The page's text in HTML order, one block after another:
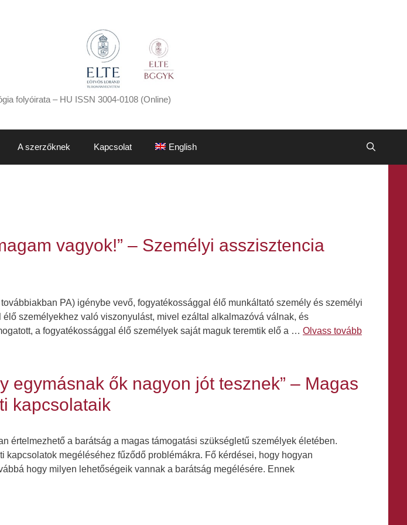
folyóirata – HU ISSN 3004-0108 (Online)
A szerzőknek Kapcsolat English
vagyok!” – Személyi asszisztencia
PA) igénybe vevő, fogyatékossággal élő munkáltató személy és személyi
személyekhez való viszonyulást, mivel ezáltal alkalmazóvá válnak, és
a fogyatékossággal élő személyek saját maguk teremtik elő a … Olvass tovább
egymásnak ők nagyon jót tesznek” – Magas
kapcsolataik
értelmezhető a barátság a magas támogatási szükségletű személyek életében.
megéléséhez fűződő problémákra. Fő kérdései, hogy hogyan
hogy milyen lehetőségeik vannak a barátság megélésére. Ennek